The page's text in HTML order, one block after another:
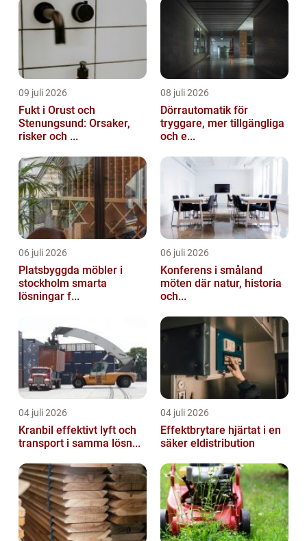
09 juli 2026
Fukt i Orust och
Stenungsund: Orsaker,
risker och ...
08 juli 2026
Dörrautomatik för
tryggare, mer tillgängliga
och e...
06 juli 2026
Platsbyggda möbler i
stockholm smarta
lösningar f...
06 juli 2026
Konferens i småland
möten där natur, historia
och...
04 juli 2026
Kranbil effektivt lyft och
transport i samma lösn...
04 juli 2026
Effektbrytare hjärtat i en
säker eldistribution